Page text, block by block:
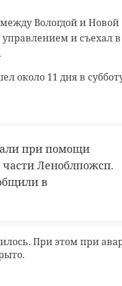
Вологдой и Новой
управлением и съехал в
около 11 дня в
при помощи
Леноблпожсп.
в
При этом при
мужчину установить
рублей.
о мошенничестве.
представитель
уголовное
шести лет лишения